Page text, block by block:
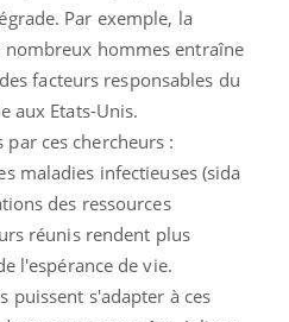
Par exemple, la
hommes entraîne
facteurs responsables du
aux Etats-Unis.
ces chercheurs :
maladies infectieuses (sida
des ressources
réunis rendent plus
l'espérance de vie.
puissent s'adapter à ces